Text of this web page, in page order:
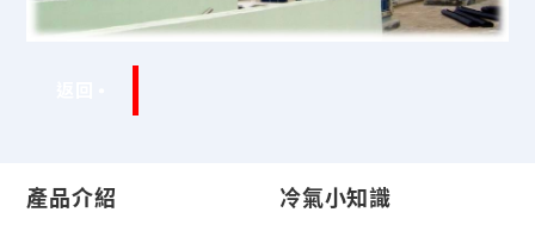
產品介紹 冷氣小知識